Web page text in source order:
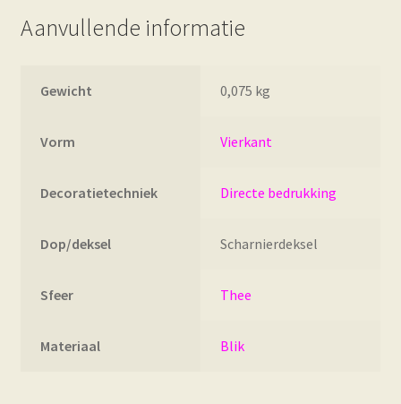
Aanvullende informatie
Gewicht 0,075 kg
Vorm Vierkant
Decoratietechniek Directe bedrukking
Dop/deksel Scharnierdeksel
Sfeer Thee
Materiaal Blik